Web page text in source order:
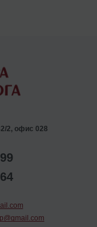
2, офис 028